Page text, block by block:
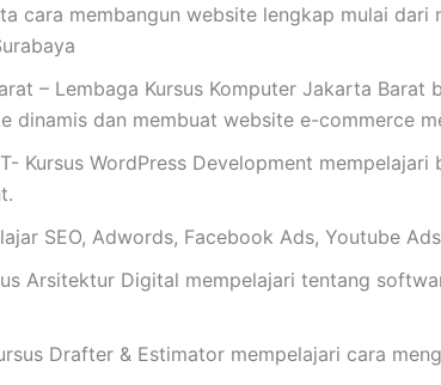
cara membangun website lengkap mulai
– Lembaga Kursus Komputer Jakarta Barat
dinamis dan membuat website e-commerce
Kursus WordPress Development
SEO, Adwords, Facebook Ads, Youtube
Arsitektur Digital mempelajari tentang
Drafter & Estimator mempelajari cara